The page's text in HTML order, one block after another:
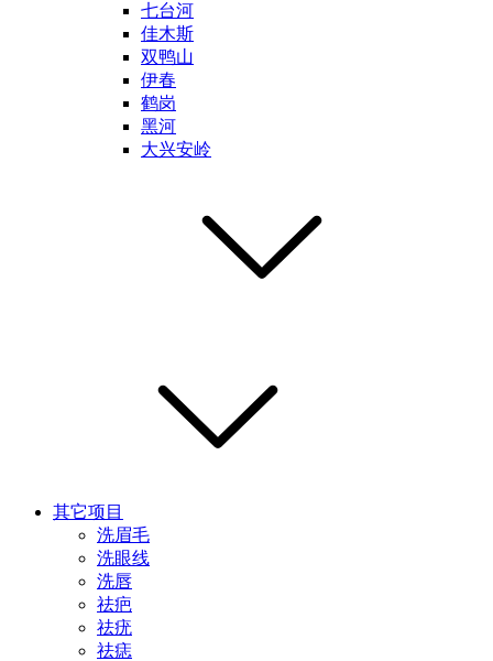
七台河
佳木斯
双鸭山
伊春
鹤岗
黑河
大兴安岭
其它项目
洗眉毛
洗眼线
洗唇
祛疤
祛疣
祛痣